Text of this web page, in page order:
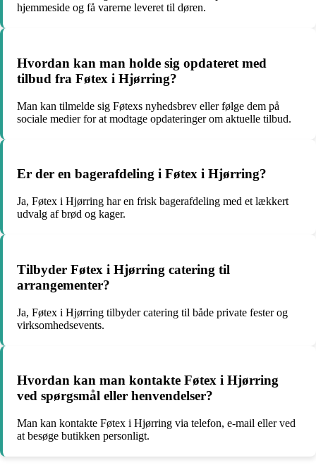
hjemmeside og få varerne leveret til døren.
Hvordan kan man holde sig opdateret med
tilbud fra Føtex i Hjørring?
Man kan tilmelde sig Føtexs nyhedsbrev eller følge dem på
sociale medier for at modtage opdateringer om aktuelle tilbud.
Er der en bagerafdeling i Føtex i Hjørring?
Ja, Føtex i Hjørring har en frisk bagerafdeling med et lækkert
udvalg af brød og kager.
Tilbyder Føtex i Hjørring catering til
arrangementer?
Ja, Føtex i Hjørring tilbyder catering til både private fester og
virksomhedsevents.
Hvordan kan man kontakte Føtex i Hjørring
ved spørgsmål eller henvendelser?
Man kan kontakte Føtex i Hjørring via telefon, e-mail eller ved
at besøge butikken personligt.